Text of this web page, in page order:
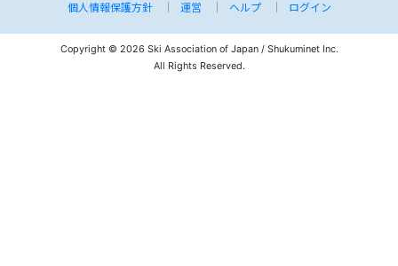
個人情報保護方針 運営 ヘルプ ログイン
Copyright © 2026 Ski Association of Japan / Shukuminet Inc.
All Rights Reserved.